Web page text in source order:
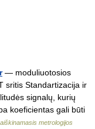
— moduliuotosios
sritis Standartizacija ir
signalų, kurių
koeficientas gali būti
metrologijos